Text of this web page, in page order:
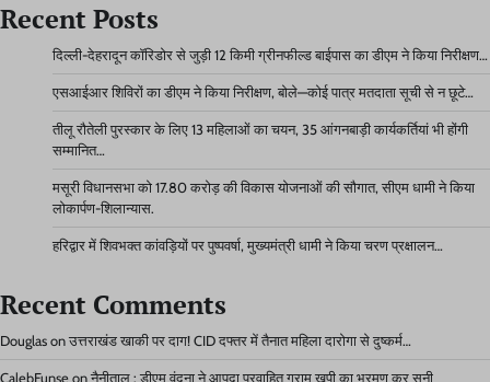
Recent Posts
दिल्ली-देहरादून कॉरिडोर से जुड़ी 12 किमी ग्रीनफील्ड बाईपास का डीएम ने किया निरीक्षण…
एसआईआर शिविरों का डीएम ने किया निरीक्षण, बोले—कोई पात्र मतदाता सूची से न छूटे…
तीलू रौतेली पुरस्कार के लिए 13 महिलाओं का चयन, 35 आंगनबाड़ी कार्यकर्तियां भी होंगी
सम्मानित…
मसूरी विधानसभा को 17.80 करोड़ की विकास योजनाओं की सौगात, सीएम धामी ने किया
लोकार्पण-शिलान्यास.
हरिद्वार में शिवभक्त कांवड़ियों पर पुष्पवर्षा, मुख्यमंत्री धामी ने किया चरण प्रक्षालन…
Recent Comments
Douglas on उत्तराखंड खाकी पर दाग! CID दफ्तर में तैनात महिला दारोगा से दुष्कर्म…
CalebFunse on नैनीताल : डीएम वंदना ने आपदा प्रवाहित ग्राम खूपी का भ्रमण कर सुनी